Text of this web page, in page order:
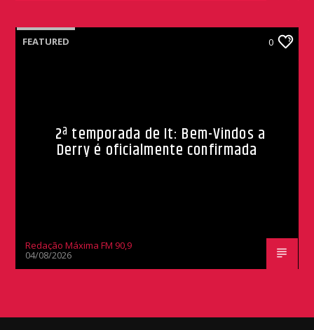
FEATURED 0
2ª temporada de It: Bem-Vindos a
Derry é oficialmente confirmada
Redação Máxima FM 90,9
04/08/2026